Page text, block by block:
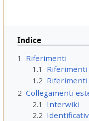
Indice
1
Riferimenti
1.1
1.2
2 Collegamenti
2.1
Interwiki
2.2